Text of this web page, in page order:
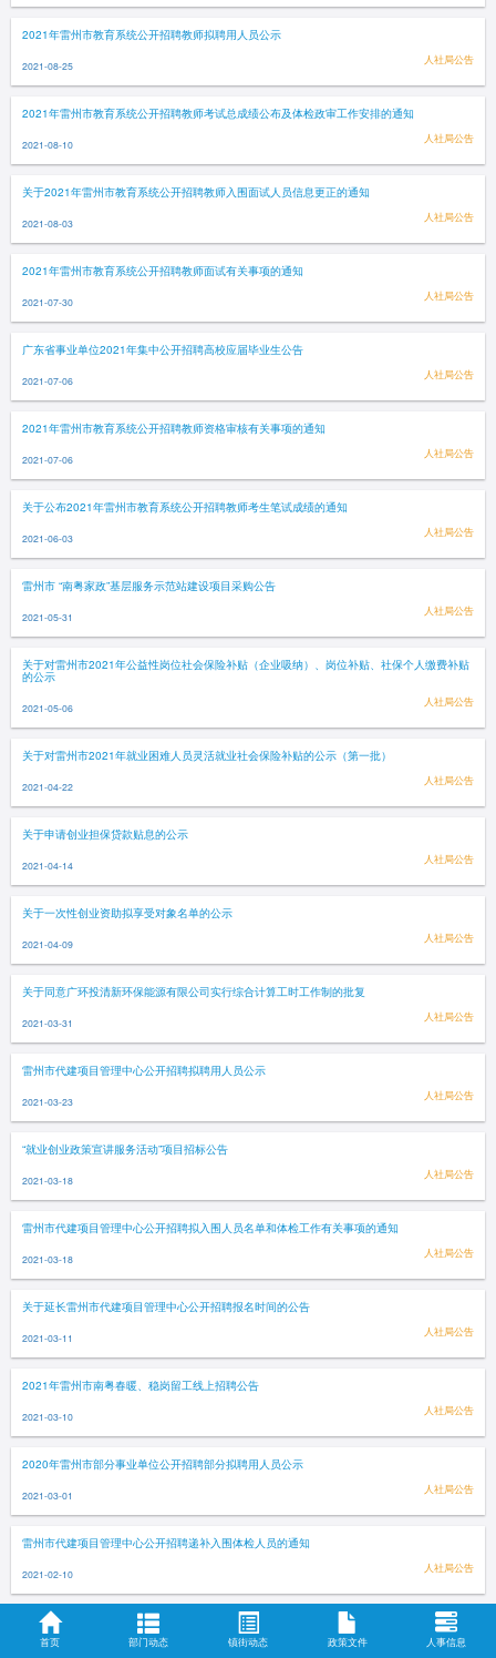
2021年雷州市教育系统公开招聘教师拟聘用人员公示
2021-08-25 人社局公告
2021年雷州市教育系统公开招聘教师考试总成绩公布及体检政审工作安排的通知
2021-08-10 人社局公告
关于2021年雷州市教育系统公开招聘教师入围面试人员信息更正的通知
2021-08-03 人社局公告
2021年雷州市教育系统公开招聘教师面试有关事项的通知
2021-07-30 人社局公告
广东省事业单位2021年集中公开招聘高校应届毕业生公告
2021-07-06 人社局公告
2021年雷州市教育系统公开招聘教师资格审核有关事项的通知
2021-07-06 人社局公告
关于公布2021年雷州市教育系统公开招聘教师考生笔试成绩的通知
2021-06-03 人社局公告
雷州市 “南粤家政”基层服务示范站建设项目采购公告
2021-05-31 人社局公告
关于对雷州市2021年公益性岗位社会保险补贴（企业吸纳）、岗位补贴、社保个人缴费补贴
的公示
2021-05-06 人社局公告
关于对雷州市2021年就业困难人员灵活就业社会保险补贴的公示（第一批）
2021-04-22 人社局公告
关于申请创业担保贷款贴息的公示
2021-04-14 人社局公告
关于一次性创业资助拟享受对象名单的公示
2021-04-09 人社局公告
关于同意广环投清新环保能源有限公司实行综合计算工时工作制的批复
2021-03-31 人社局公告
雷州市代建项目管理中心公开招聘拟聘用人员公示
2021-03-23 人社局公告
“就业创业政策宣讲服务活动”项目招标公告
2021-03-18 人社局公告
雷州市代建项目管理中心公开招聘拟入围人员名单和体检工作有关事项的通知
2021-03-18 人社局公告
关于延长雷州市代建项目管理中心公开招聘报名时间的公告
2021-03-11 人社局公告
2021年雷州市南粤春暖、稳岗留工线上招聘公告
2021-03-10 人社局公告
2020年雷州市部分事业单位公开招聘部分拟聘用人员公示
2021-03-01 人社局公告
雷州市代建项目管理中心公开招聘递补入围体检人员的通知
2021-02-10 人社局公告
雷州市部分事业单位公开招聘拟入围人员名单和体检工作有关事项的通知
2021-02-10 人社局公告
首页 部门动态 镇街动态 政策文件 人事信息